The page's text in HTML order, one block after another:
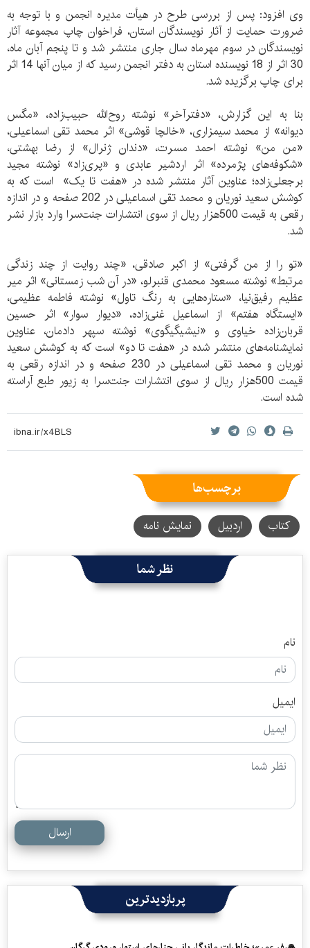
وی افزود: پس از بررسی طرح در هیأت مدیره انجمن و با توجه به
ضرورت حمایت از آثار نویسندگان استان، فراخوان چاپ مجموعه آثار
نویسندگان در سوم مهرماه سال جاری منتشر شد و تا پنجم آبان ماه،
30 اثر از 18 نویسنده استان به دفتر انجمن رسید که از میان آنها 14 اثر
برای چاپ برگزیده شد.
بنا به این گزارش، «دفترآخر» نوشته روح‌الله حبیب‌زاده، «مگس
دیوانه» از محمد سیمزاری، «خالچا قوشی» اثر محمد تقی اسماعیلی،
«من من» نوشته احمد مسرت، «دندان ژنرال» از رضا بهشتی،
«شکوفه‌های پژمرده» اثر اردشیر عابدی و «پری‌زاد» نوشته مجید
برجعلی‌زاده؛ عناوین آثار منتشر شده در «هفت تا یک» است که به
کوشش سعید نوریان و محمد تقی اسماعیلی در 202 صفحه و در اندازه
رقعی به قیمت 500هزار ریال از سوی انتشارات جنت‌سرا وارد بازار نشر
شد.
«تو را از من گرفتی» از اکبر صادقی، «چند روایت از چند زندگی
مرتبط» نوشته مسعود محمدی قنبرلو، «در آن شب زمستانی» اثر میر
عظیم رفیق‌نیا، «ستاره‌هایی به رنگ تاول» نوشته فاطمه عظیمی،
«ایستگاه هفتم» از اسماعیل غنی‌زاده، «دیوار سوار» اثر حسین
قربان‌زاده خیاوی و «نیشیگیگوی» نوشته سپهر دادمان، عناوین
نمایشنامه‌های منتشر شده در «هفت تا دو» است که به کوشش سعید
نوریان و محمد تقی اسماعیلی در 230 صفحه و در اندازه رقعی به
قیمت 500هزار ریال از سوی انتشارات جنت‌سرا به زیور طبع آراسته
شده است.
برچسب‌ها
کتاب اردبیل نمایش نامه
نظر شما
نام
ایمیل
ارسال
پربازدیدترین